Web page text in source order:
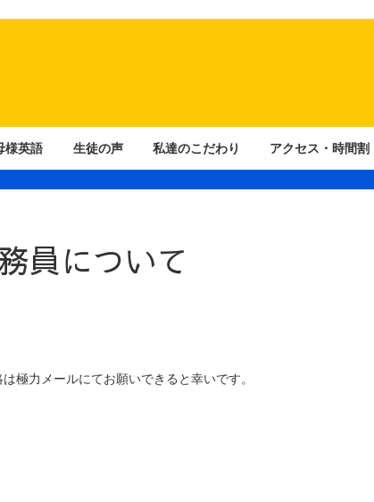
様英語 生徒の声 私達のこだわり アクセス・時間割
員について
極力メールにてお願いできると幸いです。